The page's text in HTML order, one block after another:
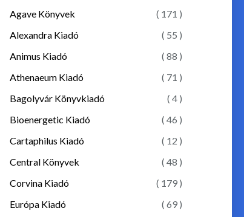
Agave Könyvek
( 171 )
Alexandra Kiadó
( 55 )
Animus Kiadó
( 88 )
Athenaeum Kiadó
( 71 )
Bagolyvár Könyvkiadó
( 4 )
Bioenergetic Kiadó
( 46 )
Cartaphilus Kiadó
( 12 )
Central Könyvek
( 48 )
Corvina Kiadó
( 179 )
Európa Kiadó
( 69 )